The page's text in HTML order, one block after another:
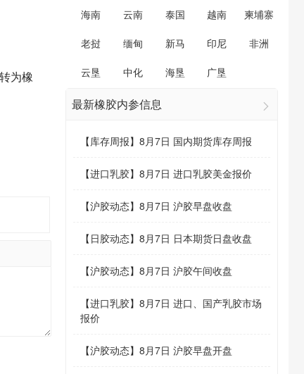
为橡
海南 云南 泰国 越南 柬埔寨
老挝 缅甸 新马 印尼 非洲
云垦 中化 海垦 广垦
最新橡胶内参信息
【库存周报】 8月7日 国内期货库存周报
【进口乳胶】 8月7日 进口乳胶美金报价
【沪胶动态】 8月7日 沪胶早盘收盘
【 日胶动态】 8月7日 日本期货日盘收盘
【沪胶动态】 8月7日 沪胶午间收盘
【进口乳胶】 8月7日 进口、国产乳胶市场
报价
【沪胶动态】 8月7日 沪胶早盘开盘